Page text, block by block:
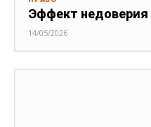
Эффект недоверия
14/05/2026